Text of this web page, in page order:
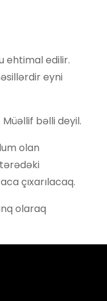
ehtimal edilir.
eyni
bəlli deyil.
olan
çıxarılacaq.
olaraq